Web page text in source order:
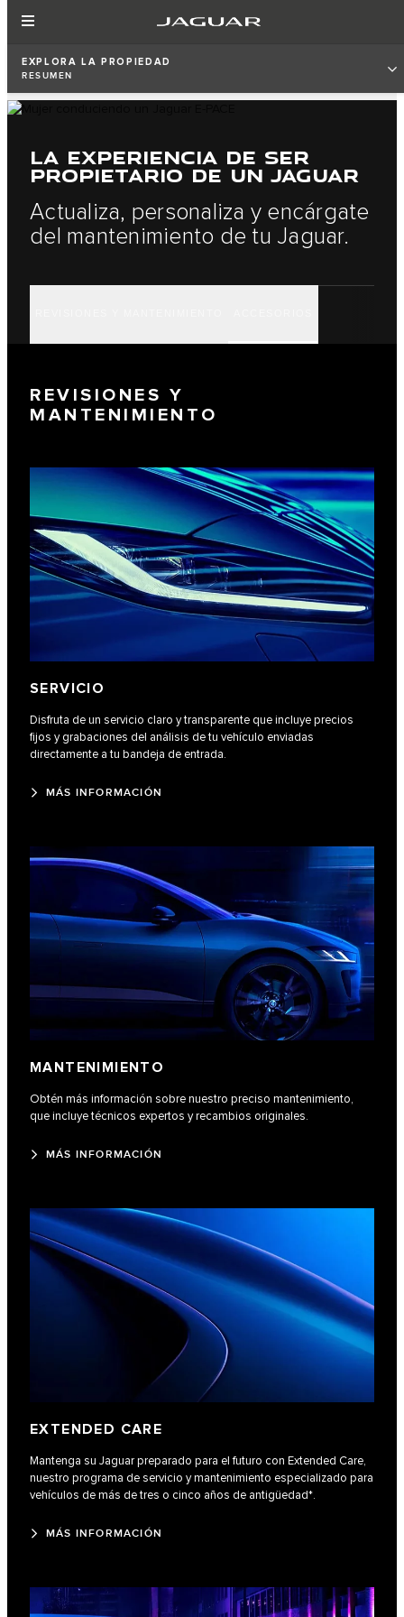
EXPLORA LA PROPIEDAD
RESUMEN
LA EXPERIENCIA DE SER
PROPIETARIO DE UN JAGUAR
Actualiza, personaliza y encárgate
del mantenimiento de tu Jaguar.
REVISIONES Y
MANTENIMIENTO
SERVICIO
Disfruta de un servicio claro y transparente que incluye precios
fijos y grabaciones del análisis de tu vehículo enviadas
directamente a tu bandeja de entrada.
MÁS INFORMACIÓN
MANTENIMIENTO
Obtén más información sobre nuestro preciso mantenimiento,
que incluye técnicos expertos y recambios originales.
MÁS INFORMACIÓN
EXTENDED CARE
Mantenga su Jaguar preparado para el futuro con Extended Care,
nuestro programa de servicio y mantenimiento especializado para
vehículos de más de tres o cinco años de antigüedad*.
MÁS INFORMACIÓN